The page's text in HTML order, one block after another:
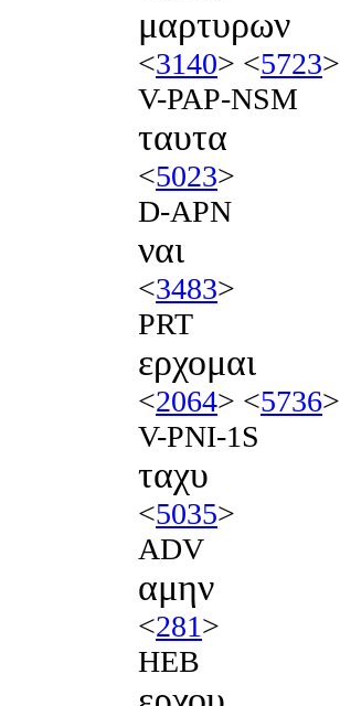
μαρτυρων
<3140> <5723>
V-PAP-NSM
ταυτα
<5023>
D-APN
ναι
<3483>
PRT
ερχομαι
<2064> <5736>
V-PNI-1S
ταχυ
<5035>
ADV
αμην
<281>
HEB